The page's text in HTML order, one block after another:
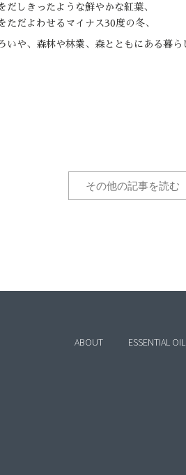
だしきったような鮮やかな紅葉、
ただよわせるマイナス30度の冬、
いや、森林や林業、森とともにある暮
その他の記事を読む
ABOUT ESSENTIAL OIL